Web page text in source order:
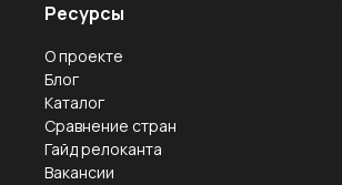
Ресурсы
О проекте
Блог
Каталог
Сравнение стран
Гайд релоканта
Вакансии